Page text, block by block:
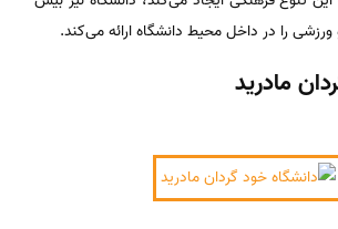
مادرید